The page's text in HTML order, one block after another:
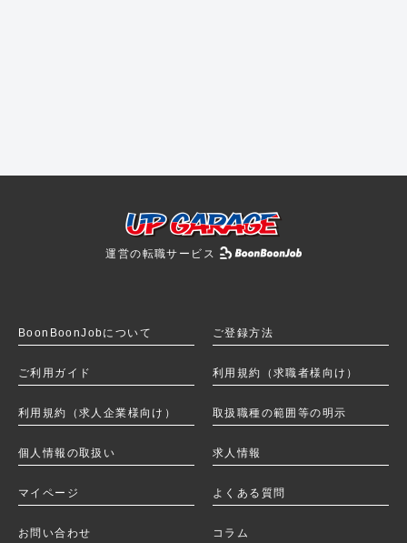
運営の転職サービス
BoonBoonJobについて ご登録方法
ご利用ガイド 利用規約（求職者様向け）
利用規約（求人企業様向け） 取扱職種の範囲等の明示
個人情報の取扱い 求人情報
マイページ よくある質問
お問い合わせ コラム